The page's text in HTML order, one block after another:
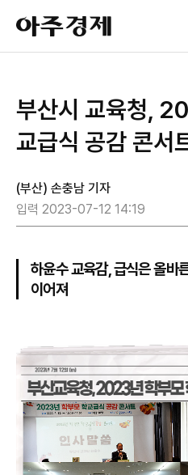
아
주
경
부산시 교육청,
교급식 공감 콘서
(부산) 손충남 기자
입력 2023-07-12 14:19
하윤수 교육감, 급식은 올바
이어져